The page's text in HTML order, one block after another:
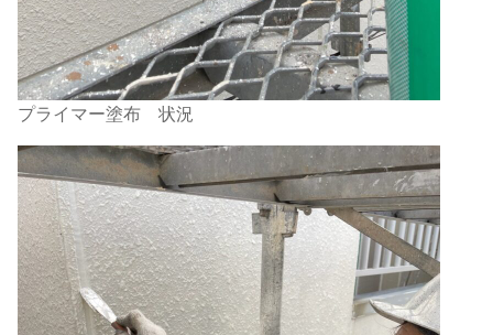
プライマー塗布 状況